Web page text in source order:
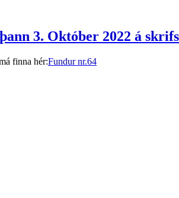
3. Október 2022 á
finna hér:Fundur nr.64